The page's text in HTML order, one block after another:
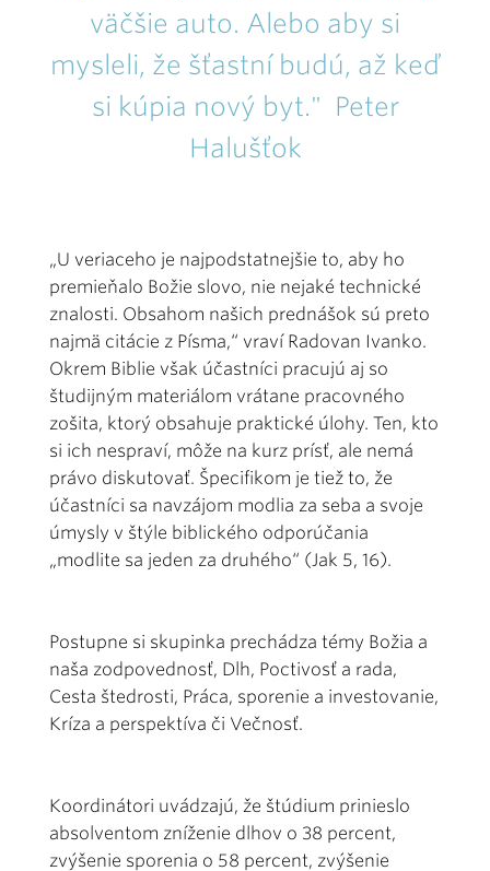
väčšie auto. Alebo aby si
mysleli, že šťastní budú, až keď
si kúpia nový byt." Peter
Halušťok
„U veriaceho je najpodstatnejšie to, aby ho
premieňalo Božie slovo, nie nejaké technické
znalosti. Obsahom našich prednášok sú preto
najmä citácie z Písma,“ vraví Radovan Ivanko.
Okrem Biblie však účastníci pracujú aj so
študijným materiálom vrátane pracovného
zošita, ktorý obsahuje praktické úlohy. Ten, kto
si ich nespraví, môže na kurz prísť, ale nemá
právo diskutovať. Špecifikom je tiež to, že
účastníci sa navzájom modlia za seba a svoje
úmysly v štýle biblického odporúčania
„modlite sa jeden za druhého“ (Jak 5, 16).
Postupne si skupinka prechádza témy Božia a
naša zodpovednosť, Dlh, Poctivosť a rada,
Cesta štedrosti, Práca, sporenie a investovanie,
Kríza a perspektíva či Večnosť.
Koordinátori uvádzajú, že štúdium prinieslo
absolventom zníženie dlhov o 38 percent,
zvýšenie sporenia o 58 percent, zvýšenie